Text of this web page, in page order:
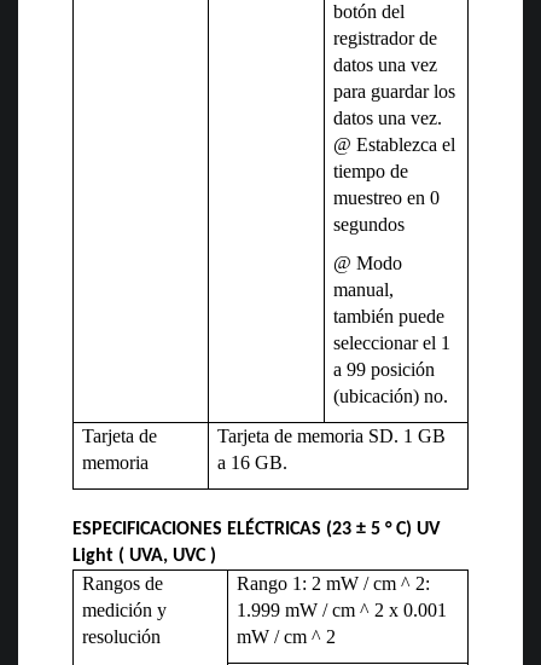
botón del
registrador de
datos una vez
para guardar los
datos una vez.
@ Establezca el
tiempo de
muestreo en 0
segundos
@ Modo
manual,
también puede
seleccionar el 1
a 99 posición
(ubicación) no.
Tarjeta de
memoria
Tarjeta de memoria SD. 1 GB
a 16 GB.
ESPECIFICACIONES ELÉCTRICAS (23 ± 5 ° C) UV
Light ( UVA, UVC )
Rangos de
medición y
resolución
Rango 1: 2 mW / cm ^ 2:
1.999 mW / cm ^ 2 x 0.001
mW / cm ^ 2